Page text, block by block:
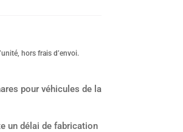
hors frais d’envoi.
pour véhicules de la
un délai de fabrication